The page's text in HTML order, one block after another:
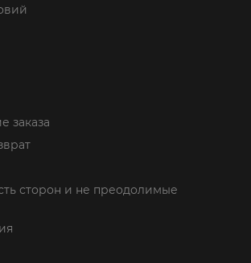
заказа
сторон и не преодолимые